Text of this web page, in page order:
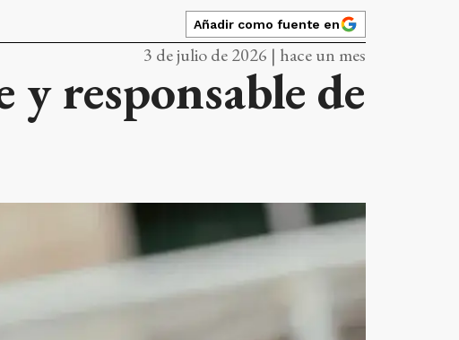
Añadir como fuente en
3 de julio de 2026 | hace un mes
responsable de